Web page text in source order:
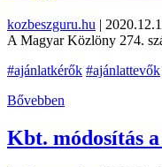
kozbeszguru.hu |
A Magyar Közlöny 274.
#ajánlatkérők #ajánlattevők
Bővebben
Kbt. módosítás